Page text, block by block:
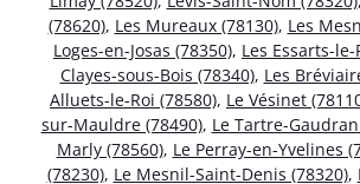
(78620), Les Mureaux (78130), Les
Loges-en-Josas (78350), Les Essarts-le-
Clayes-sous-Bois (78340), Les
Alluets-le-Roi (78580), Le Vésinet
sur-Mauldre (78490), Le Tartre-
Marly (78560), Le Perray-en-Yvelines
(78230), Le Mesnil-Saint-Denis (78320),